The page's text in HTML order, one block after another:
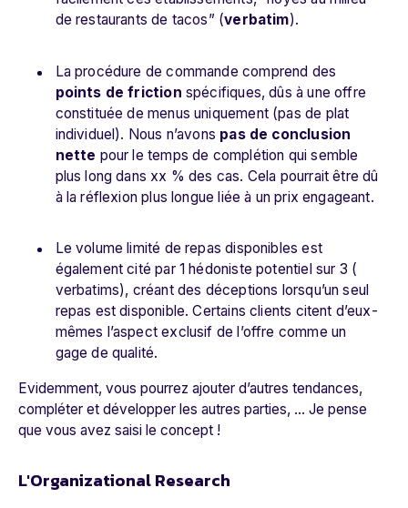
de restaurants de tacos” (verbatim).
La procédure de commande comprend des
points de friction spécifiques, dûs à une offre
constituée de menus uniquement (pas de plat
individuel). Nous n’avons pas de conclusion
nette pour le temps de complétion qui semble
plus long dans xx % des cas. Cela pourrait être dû
à la réflexion plus longue liée à un prix engageant.
Le volume limité de repas disponibles est
également cité par 1 hédoniste potentiel sur 3 (
verbatims), créant des déceptions lorsqu’un seul
repas est disponible. Certains clients citent d’eux-
mêmes l’aspect exclusif de l’offre comme un
gage de qualité.
Evidemment, vous pourrez ajouter d’autres tendances,
compléter et développer les autres parties, ... Je pense
que vous avez saisi le concept !
L'Organizational Research